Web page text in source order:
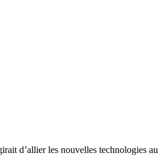
d’allier les nouvelles